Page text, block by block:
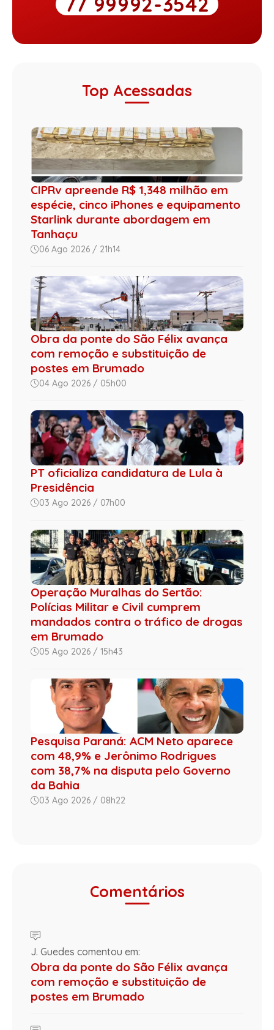
Top Acessadas
CIPRv apreende R$ 1,348 milhão em
espécie, cinco iPhones e equipamento
Starlink durante abordagem em
Tanhaçu
06 Ago 2026 / 21h14
Obra da ponte do São Félix avança
com remoção e substituição de
postes em Brumado
04 Ago 2026 / 05h00
PT oficializa candidatura de Lula à
Presidência
03 Ago 2026 / 07h00
Operação Muralhas do Sertão:
Polícias Militar e Civil cumprem
mandados contra o tráfico de drogas
em Brumado
05 Ago 2026 / 15h43
Pesquisa Paraná: ACM Neto aparece
com 48,9% e Jerônimo Rodrigues
com 38,7% na disputa pelo Governo
da Bahia
03 Ago 2026 / 08h22
Comentários
J. Guedes comentou em:
Obra da ponte do São Félix avança
com remoção e substituição de
postes em Brumado